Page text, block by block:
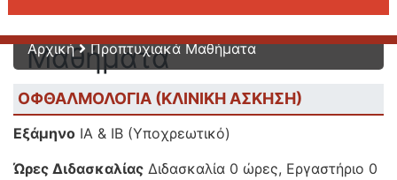
Μαθήματα
Αρχική Προπτυχιακά Μαθήματα
ΟΦΘΑΛΜΟΛΟΓΙΑ (ΚΛΙΝΙΚΗ ΑΣΚΗΣΗ)
Εξάμηνο ΙΑ & ΙΒ (Υποχρεωτικό)
Ώρες Διδασκαλίας Διδασκαλία 0 ώρες, Εργαστήριο 0